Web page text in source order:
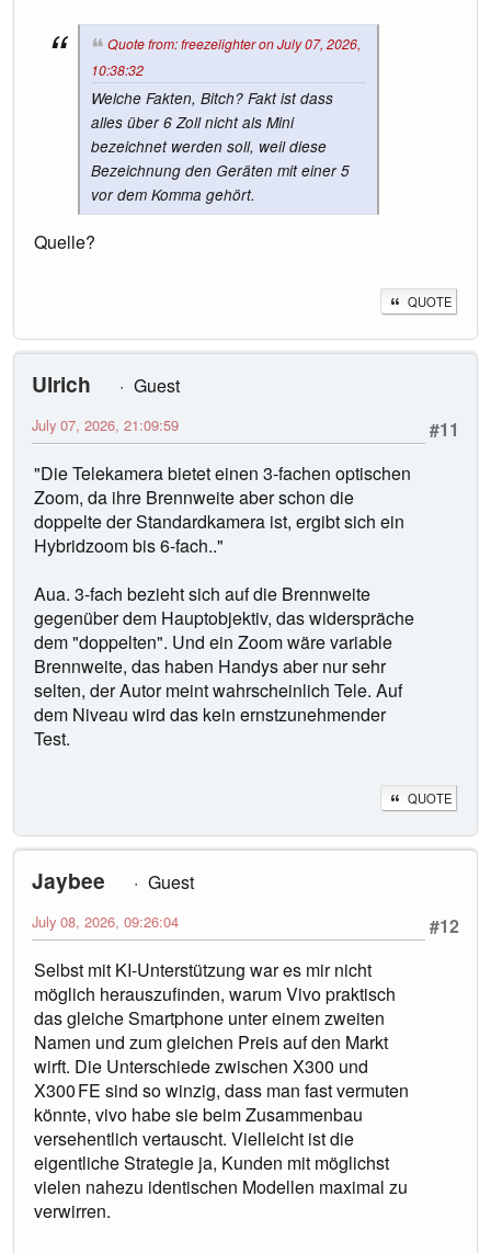
Quote from: freezelighter on July 07, 2026,
10:38:32
Welche Fakten, Bitch? Fakt ist dass
alles über 6 Zoll nicht als Mini
bezeichnet werden soll, weil diese
Bezeichnung den Geräten mit einer 5
vor dem Komma gehört.
Quelle?
QUOTE
Ulrich
Guest
#11
July 07, 2026, 21:09:59
"Die Telekamera bietet einen 3-fachen optischen
Zoom, da ihre Brennweite aber schon die
doppelte der Standardkamera ist, ergibt sich ein
Hybridzoom bis 6-fach.."
Aua. 3-fach bezieht sich auf die Brennweite
gegenüber dem Hauptobjektiv, das widerspräche
dem "doppelten". Und ein Zoom wäre variable
Brennweite, das haben Handys aber nur sehr
selten, der Autor meint wahrscheinlich Tele. Auf
dem Niveau wird das kein ernstzunehmender
Test.
QUOTE
Jaybee
Guest
#12
July 08, 2026, 09:26:04
Selbst mit KI‑Unterstützung war es mir nicht
möglich herauszufinden, warum Vivo praktisch
das gleiche Smartphone unter einem zweiten
Namen und zum gleichen Preis auf den Markt
wirft. Die Unterschiede zwischen X300 und
X300 FE sind so winzig, dass man fast vermuten
könnte, vivo habe sie beim Zusammenbau
versehentlich vertauscht. Vielleicht ist die
eigentliche Strategie ja, Kunden mit möglichst
vielen nahezu identischen Modellen maximal zu
verwirren.